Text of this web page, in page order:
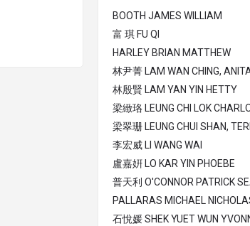
BOOTH JAMES WILLIAM
富 琪 FU QI
HARLEY BRIAN MATTHEW
林尹菁 LAM WAN CHING,
林殷賢 LAM YAN YIN HETTY
梁緻珞 LEUNG CHI LOK
梁翠珊 LEUNG CHUI SHAN,
李宏威 LI WANG WAI
盧嘉姸 LO KAR YIN PHOEBE
普天利 O'CONNOR PATRICK
PALLARAS MICHAEL
石悅媛 SHEK YUET WUN